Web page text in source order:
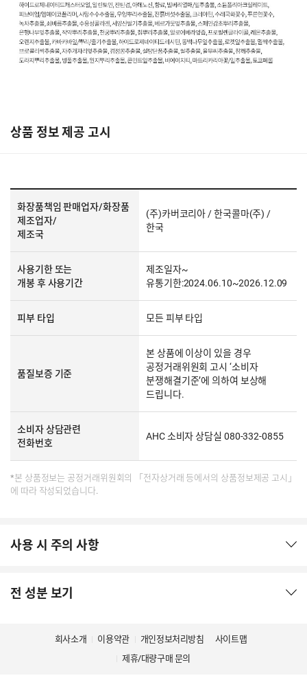
상품 정보 제공 고시
화장품책임 판매업자/화장품
제조업자/
제조국
(주)카버코리아 / 한국콜마(주) /
한국
사용기한 또는
개봉 후 사용기간
제조일자~
유통기한:2024.06.10~2026.12.09
피부 타입 모든 피부 타입
품질보증 기준
본 상품에 이상이 있을 경우
공정거래위원회 고시 ‘소비자
분쟁해결기준’에 의하여 보상해
드립니다.
소비자 상담관련
전화번호
AHC 소비자 상담실 080-332-0855
*본 상품정보는 공정거래위원회의 「전자상거래 등에서의 상품정보제공 고시」
에 따라 작성되었습니다.
사용 시 주의 사항
전 성분 보기
회사소개 이용약관 개인정보처리방침
사이트맵
제휴/대량구매 문의